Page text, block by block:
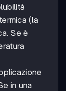
(la
Se è
in una